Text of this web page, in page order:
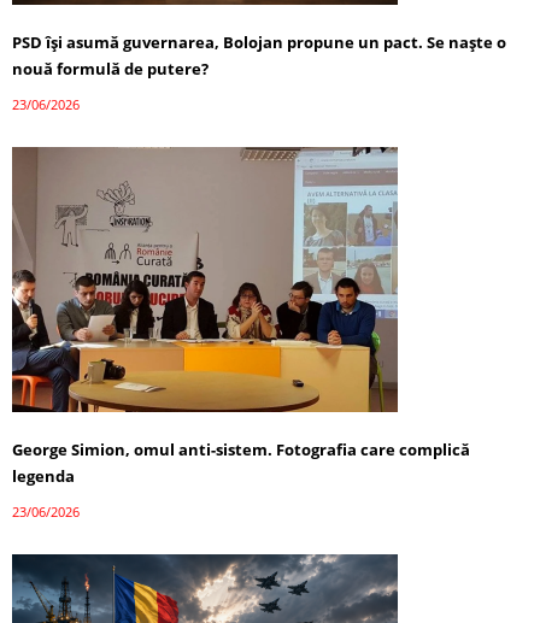
PSD își asumă guvernarea, Bolojan propune un pact. Se naște o
nouă formulă de putere?
23/06/2026
George Simion, omul anti-sistem. Fotografia care complică
legenda
23/06/2026